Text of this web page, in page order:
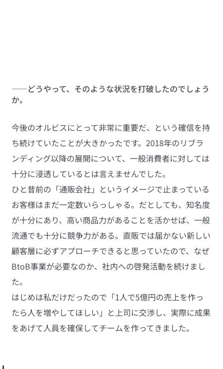
――どうやって、そのような状況を打破したのでしょう
か。
今後のオルビスにとって非常に重要だ、という確信を持
ち続けていたことが大きかったです。2018年のリブラ
ンディング以降の展開について、一般消費者に対しては
十分に浸透しているとは言えませんでした。
ひと昔前の「通販会社」というイメージで止まっている
お客様はまだ一定数いらっしゃる。だとしても、知名度
が十分にあり、高い商品力があることを活かせば、一般
流通でも十分に競争力がある。直販では届かない新しい
顧客層に必ずアプローチできると思っていたので、なぜ
BtoB事業が必要なのか、社内への啓発活動を続けまし
た。
はじめは私だけだったので「1人で5億円の売上を作っ
たら人を増やしてほしい」と上司に交渉し、実際に成果
をあげて人員を確保してチームを作ってきました。